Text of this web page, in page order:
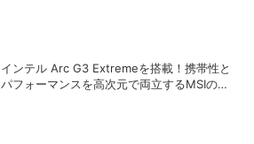
インテル Arc G3 Extremeを搭載！携帯性と
パフォーマンスを高次元で両立するMSIの8